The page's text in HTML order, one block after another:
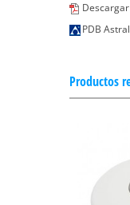
PDB
Productos